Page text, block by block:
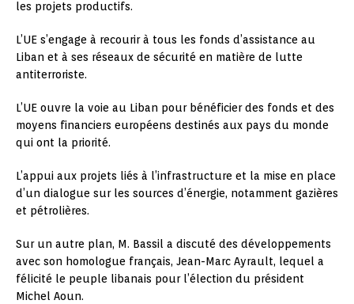
les projets productifs.
L’UE s’engage à recourir à tous les fonds d’assistance au
Liban et à ses réseaux de sécurité en matière de lutte
antiterroriste.
L’UE ouvre la voie au Liban pour bénéficier des fonds et des
moyens financiers européens destinés aux pays du monde
qui ont la priorité.
L’appui aux projets liés à l’infrastructure et la mise en place
d’un dialogue sur les sources d’énergie, notamment gazières
et pétrolières.
Sur un autre plan, M. Bassil a discuté des développements
avec son homologue français, Jean-Marc Ayrault, lequel a
félicité le peuple libanais pour l’élection du président
Michel Aoun.